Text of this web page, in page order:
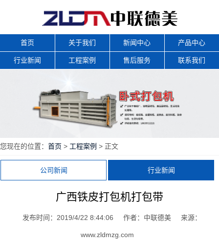
首页 关于我们 新闻中心 产品中心
行业新闻 工程案例 售后服务 联系我们
您现在的位置： 首页 > 工程案例 > 正文
公司新闻 行业新闻
广西铁皮打包机打包带
发布时间：2019/4/22 8:44:06 作者：中联德美 来源：
www.zldmzg.com